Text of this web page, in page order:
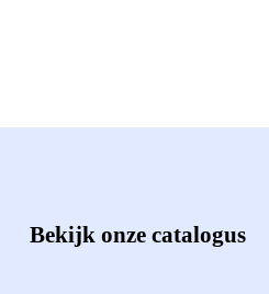
Bekijk onze catalogus